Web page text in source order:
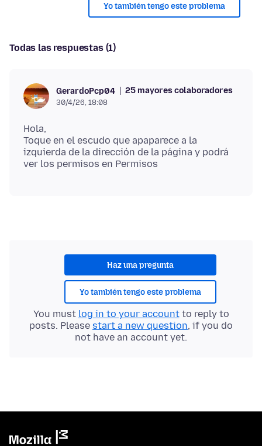
Yo también tengo este problema
Todas las respuestas (1)
GerardoPcp04 25 mayores colaboradores
30/4/26, 18:08
Hola,
Toque en el escudo que apaparece a la
izquierda de la dirección de la página y podrá
Haz una pregunta
Yo también tengo este problema
You must log in to your accountto reply to
posts. Please start a new question, if you do
not have an account yet.